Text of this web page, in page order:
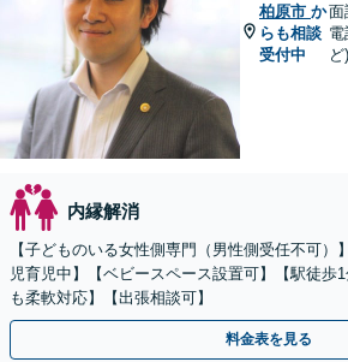
柏原市 か
らも相談
受付中
面
内縁解消
【子どものいる女性側専門（男性側受任不可）
児育児中】【ベビースペース設置可】【駅徒歩
も柔軟対応】【出張相談可】
料金表を見る